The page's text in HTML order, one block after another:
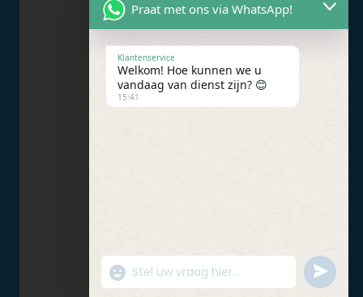
Praat met ons via WhatsApp!
Klantenservice
Welkom! Hoe kunnen we u
vandaag van dienst zijn? 😊
15:41
"+CHATY_SETTINGS.LANG.EMOJI_PICKER+"
WhatsApp